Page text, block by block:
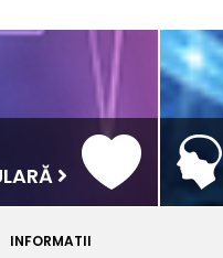
INFORMATII